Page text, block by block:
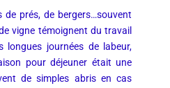
de prés, de bergers…souvent
vigne témoignent du travail
longues journées de labeur,
pour déjeuner était une
de simples abris en cas